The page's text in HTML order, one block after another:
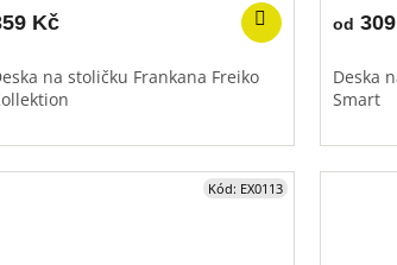
Kč
na stoličku Frankana Freiko
od
Deska
Smart
Kód: EX0113